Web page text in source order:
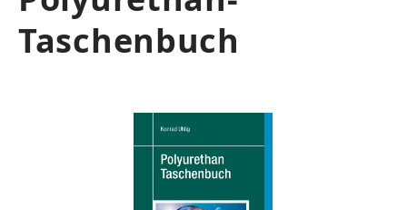
Taschenbuch
Bildergalerie überspringen